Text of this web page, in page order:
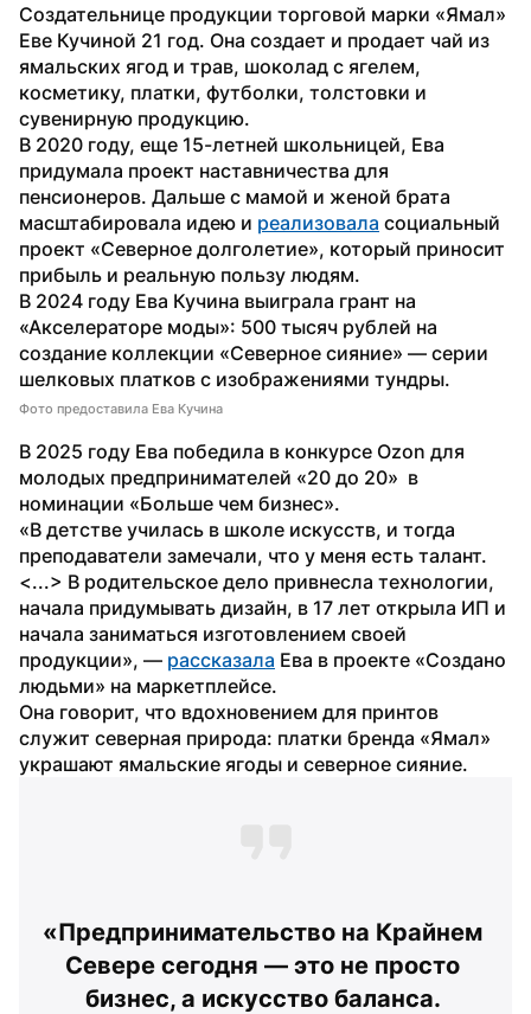
Создательнице продукции торговой марки «Ямал»
Еве Кучиной 21 год. Она создает и продает чай из
ямальских ягод и трав, шоколад с ягелем,
косметику, платки, футболки, толстовки и
сувенирную продукцию.
В 2020 году, еще 15-летней школьницей, Ева
придумала проект наставничества для
пенсионеров. Дальше с мамой и женой брата
масштабировала идею и реализовала социальный
проект «Северное долголетие», который приносит
прибыль и реальную пользу людям.
В 2024 году Ева Кучина выиграла грант на
«Акселераторе моды»: 500 тысяч рублей на
создание коллекции «Северное сияние» — серии
шелковых платков с изображениями тундры.
Фото предоставила Ева Кучина
В 2025 году Ева победила в конкурсе Ozon для
молодых предпринимателей «20 до 20»  в
номинации «Больше чем бизнес».
«В детстве училась в школе искусств, и тогда
преподаватели замечали, что у меня есть талант.
<...> В родительское дело привнесла технологии,
начала придумывать дизайн, в 17 лет открыла ИП и
начала заниматься изготовлением своей
продукции», — рассказала Ева в проекте «Создано
людьми» на маркетплейсе.
Она говорит, что вдохновением для принтов
служит северная природа: платки бренда «Ямал»
украшают ямальские ягоды и северное сияние.
«Предпринимательство на Крайнем
Севере сегодня — это не просто
бизнес, а искусство баланса.